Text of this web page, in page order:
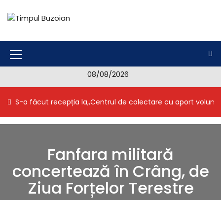
c
n
M
n
I
n
08/08/2026
S-a făcut recepția la,,Centrul de colectare cu aport
Fanfara militară
concertează în Crâng, de
Ziua Forțelor Terestre